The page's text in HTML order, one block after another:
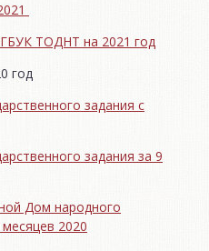
ГБУК ТОДНТ на 2021 год
год
задания с
задания за 9
Дом народного
2020